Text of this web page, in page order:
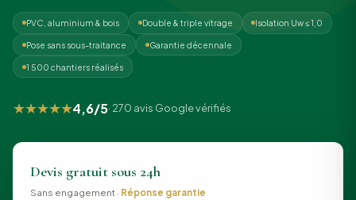
PVC, aluminium & bois Double & triple vitrage Isolation Uw ≤ 1,0
Pose sans sous-traitance Garantie décennale
1 500 chantiers réalisés
★★★★★4,6/5· 270 avis Google vérifiés
Devis gratuit sous 24h
Sans engagement · Réponse garantie